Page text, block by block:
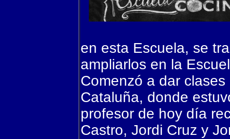
en esta Escuela, se
ampliarlos en la
Comenzó a dar
Cataluña, donde
profesor de hoy día
Castro, Jordi Cruz y